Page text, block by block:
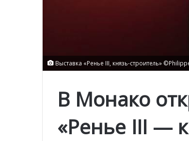
Выставка «Ренье III, князь-строитель»
В Монако
«Ренье III —